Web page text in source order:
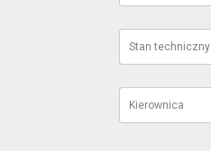
Stan techniczny
Kierownica